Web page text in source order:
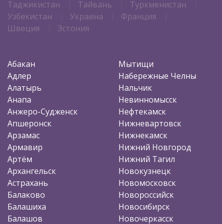
Таджикистан
Тайвань
Туркменистан
Узбекистан
Украина
Франция
Швеция
Эстония
Абакан
Адлер
Алатырь
Анапа
Анжеро-Судженск
Апшеронск
Арзамас
Армавир
Артём
Архангельск
Астрахань
Балаково
Балашиха
Балашов
Мытищи
Набережные Челны
Нальчик
Невинномысск
Нефтекамск
Нижневартовск
Нижнекамск
Нижний Новгород
Нижний Тагил
Новокузнецк
Новомосковск
Новороссийск
Новосибирск
Новочеркасск